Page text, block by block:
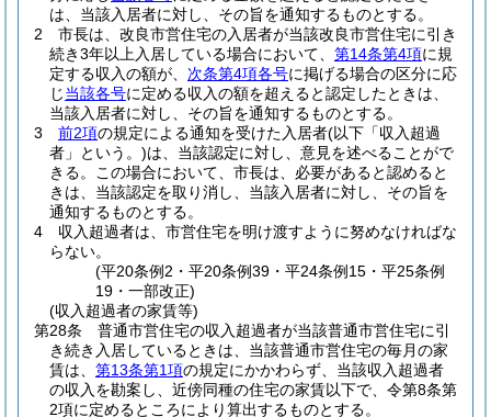
は、当該入居者に対し、その旨を通知するものとする。
2
市長は、改良市営住宅の入居者が当該改良市営住宅に引き
続き3年以上入居している場合において、 第14条第4項に規
定する収入の額が、 次条第4項各号に掲げる場合の区分に応
じ当該各号に定める収入の額を超えると認定したときは、
当該入居者に対し、その旨を通知するものとする。
3
前2項の規定による通知を受けた入居者(以下「収入超過
者」という。)は、当該認定に対し、意見を述べることがで
きる。
この場合において、市長は、必要があると認めると
きは、当該認定を取り消し、当該入居者に対し、その旨を
通知するものとする。
4
収入超過者は、市営住宅を明け渡すように努めなければな
らない。
(平20条例2・平20条例39・平24条例15・平25条例
19・一部改正)
(収入超過者の家賃等)
第28条
普通市営住宅の収入超過者が当該普通市営住宅に引
き続き入居しているときは、当該普通市営住宅の毎月の家
賃は、 第13条第1項の規定にかかわらず、当該収入超過者
の収入を勘案し、近傍同種の住宅の家賃以下で、令第8条第
2項に定めるところにより算出するものとする。